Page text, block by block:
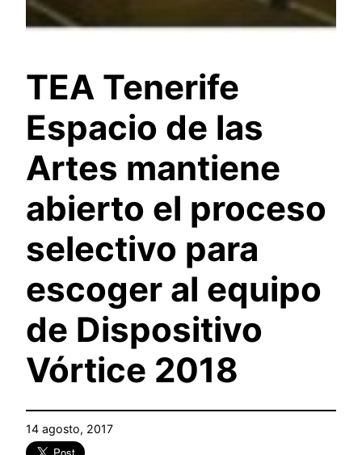
TEA Tenerife
Espacio de las
Artes mantiene
abierto el proceso
selectivo para
escoger al equipo
de Dispositivo
Vórtice 2018
14 agosto, 2017